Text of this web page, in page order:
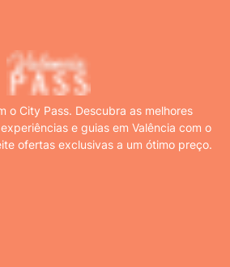
o City Pass. Descubra as melhores
e guias em Valência com o
ofertas exclusivas a um ótimo preço.